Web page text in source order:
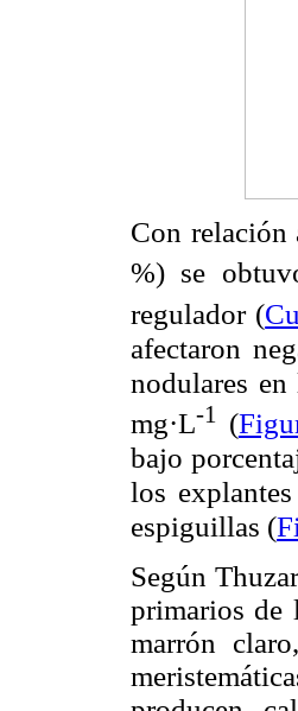
Con
%) se
regulador (
afectaron
nodulares
mg·L-1 (
bajo
los
espiguillas (
Según
primarios de
marrón